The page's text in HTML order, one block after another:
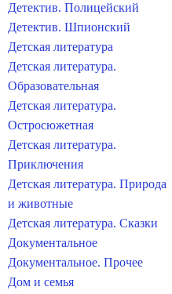
Детектив. Полицейский
Детектив. Шпионский
Детская литература
Детская литература.
Образовательная
Детская литература.
Остросюжетная
Детская литература.
Приключения
Детская литература. Природа
и животные
Детская литература. Сказки
Документальное
Документальное. Прочее
Дом и семья